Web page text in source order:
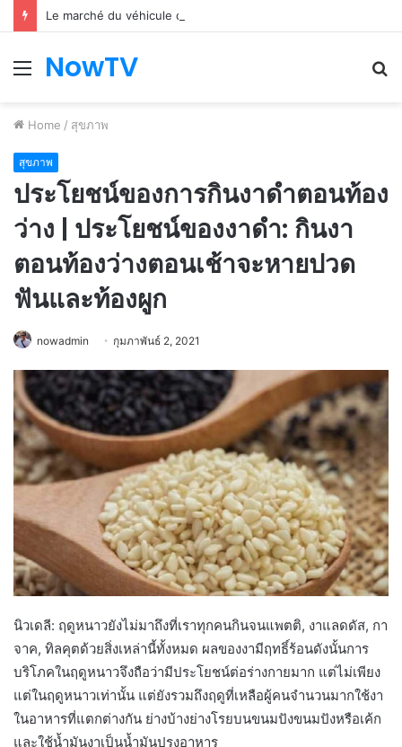
Le marché du véhicule d’occasion en plein essor
Menu
NowTV
Home / สุขภาพ
สุขภาพ
ประโยชน์ของการกินงาดำตอนท้อง
ว่าง | ประโยชน์ของงาดำ: กินงา
ตอนท้องว่างตอนเช้าจะหายปวด
ฟันและท้องผูก
nowadmin กุมภาพันธ์ 2, 2021
นิวเดลี: ฤดูหนาวยังไม่มาถึงที่เราทุกคนกินจนแพตติ, งาแลดดัส, กา
จาค, ทิลคุตด้วยสิ่งเหล่านี้ทั้งหมด ผลของงามีฤทธิ์ร้อนดังนั้นการ
บริโภคในฤดูหนาวจึงถือว่ามีประโยชน์ต่อร่างกายมาก แต่ไม่เพียง
แต่ในฤดูหนาวเท่านั้น แต่ยังรวมถึงฤดูที่เหลือผู้คนจำนวนมากใช้งา
ในอาหารที่แตกต่างกัน ย่างบ้างย่างโรยบนขนมปังขนมปังหรือเค้ก
และใช้น้ำมันงาเป็นน้ำมันปรุงอาหาร